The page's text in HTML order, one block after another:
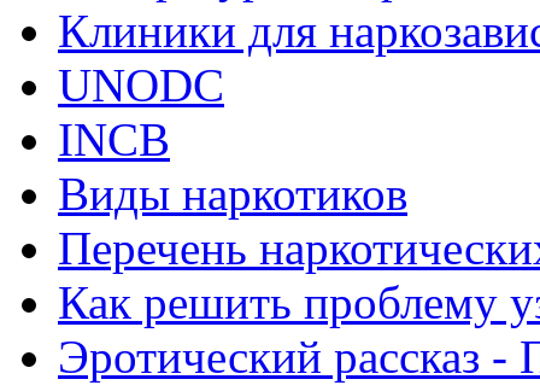
Клиники для
UNODC
INCB
Виды наркотиков
Перечень
Как решить проблему
Эротический рассказ -